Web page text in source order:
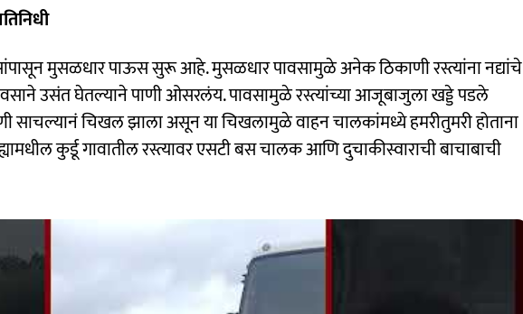
मुसळधार पाऊस सुरू आहे. मुसळधार पावसामुळे अनेक ठिकाणी रस्त्यांना नद्यांचे
उसंत घेतल्याने पाणी ओसरलंय. पावसामुळे रस्त्यांच्या आजूबाजुला खड्डे पडले
साचल्यानं चिखल झाला असून या चिखलामुळे वाहन चालकांमध्ये हमरीतुमरी होताना
कुर्डू गावातील रस्त्यावर एसटी बस चालक आणि दुचाकीस्वाराची बाचाबाची